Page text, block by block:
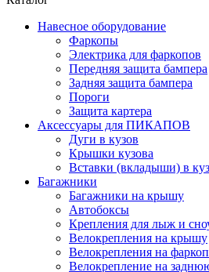
Навесное оборудование
Фаркопы
Электрика для фаркопов
Передняя защита бампера
Задняя защита бампера
Пороги
Защита картера
Аксессуары для ПИКАПОВ
Дуги в кузов
Крышки кузова
Вставки (вкладыши) в
Багажники
Багажники на крышу
Автобоксы
Крепления для лыж и
Велокрепления на крышу
Велокрепления на фаркоп
Велокрепление на